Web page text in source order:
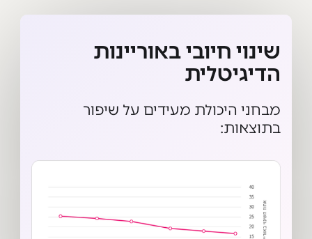
שינוי חיובי באוריינות
הדיגיטלית
מבחני היכולת מעידים על שיפור
בתוצאות: